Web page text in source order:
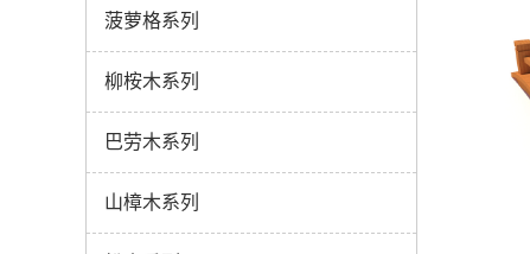
菠萝格系列
柳桉木系列
巴劳木系列
山樟木系列